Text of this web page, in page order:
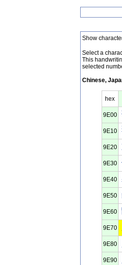
Show
Select a
This
selected
Chinese,
hex
9E00
9E10
9E20
9E30
9E40
9E50
9E60
9E70
9E80
9E90